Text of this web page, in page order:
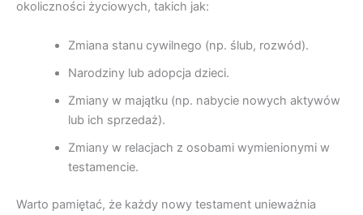
okoliczności życiowych, takich jak:
Zmiana stanu cywilnego (np. ślub, rozwód).
Narodziny lub adopcja dzieci.
Zmiany w majątku (np. nabycie nowych aktywów
lub ich sprzedaż).
Zmiany w relacjach z osobami wymienionymi w
testamencie.
Warto pamiętać, że każdy nowy testament unieważnia